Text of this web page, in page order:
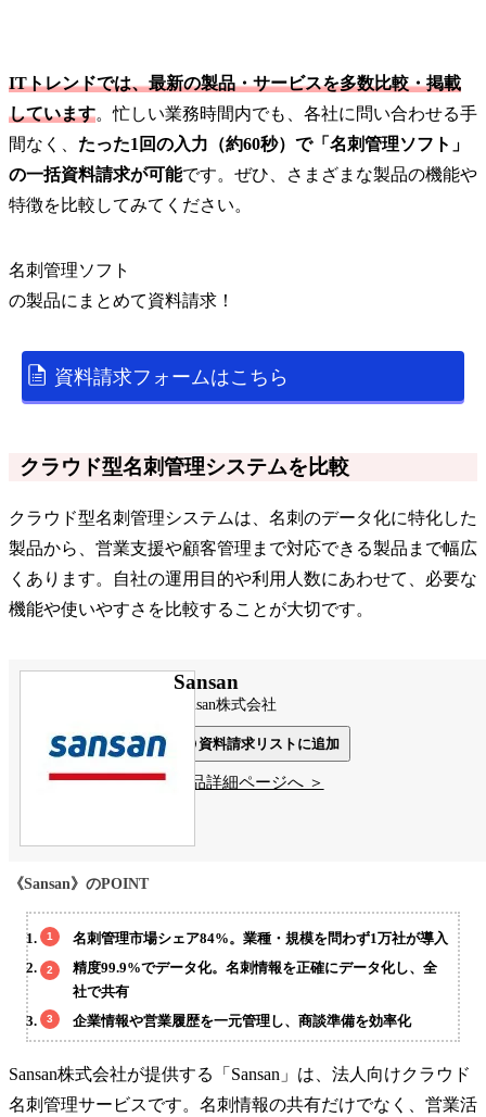
ITトレンドでは、最新の製品・サービスを多数比較・掲載
しています。忙しい業務時間内でも、各社に問い合わせる手
間なく、 たった1回の入力（約60秒）で「名刺管理ソフト」
の一括資料請求が可能です。ぜひ、さまざまな製品の機能や
特徴を比較してみてください。
名刺管理ソフト
の製品にまとめて資料請求！
資料請求フォームはこちら
クラウド型名刺管理システムを比較
クラウド型名刺管理システムは、名刺のデータ化に特化した
製品から、営業支援や顧客管理まで対応できる製品まで幅広
くあります。自社の運用目的や利用人数にあわせて、必要な
機能や使いやすさを比較することが大切です。
Sansan
Sansan株式会社
資料請求リストに追加
製品詳細ページへ ＞
《Sansan》のPOINT
名刺管理市場シェア84%。業種・規模を問わず1万社が導入
精度99.9%でデータ化。名刺情報を正確にデータ化し、全
社で共有
企業情報や営業履歴を一元管理し、商談準備を効率化
Sansan株式会社が提供する「Sansan」は、法人向けクラウド
名刺管理サービスです。名刺情報の共有だけでなく、営業活